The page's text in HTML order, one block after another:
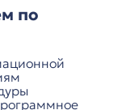
по